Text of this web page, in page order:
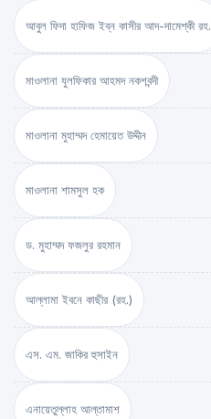
আবুল ফিদা হাফিজ ইব্‌ন কাসীর আদ-দামেশ্‌কী রহ.
মাওলানা যুলফিকার আহমদ নকশবন্দী
মাওলানা মুহাম্মদ হেমায়েত উদ্দীন
মাওলানা শামসুল হক
ড. মুহাম্মদ ফজলুর রহমান
আল্লামা ইবনে কাছীর (রহ.)
এস. এম. জাকির হুসাইন
এনায়েতুল্লাহ আল্‌তামাশ